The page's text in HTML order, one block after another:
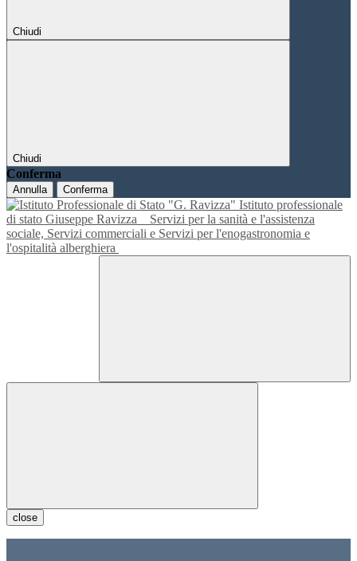
Chiudi
Chiudi
Conferma
Annulla Conferma
Istituto professionale
di stato Giuseppe Ravizza
Servizi per la sanità e l'assistenza
sociale, Servizi commerciali e Servizi per l'enogastronomia e
l'ospitalità alberghiera
close